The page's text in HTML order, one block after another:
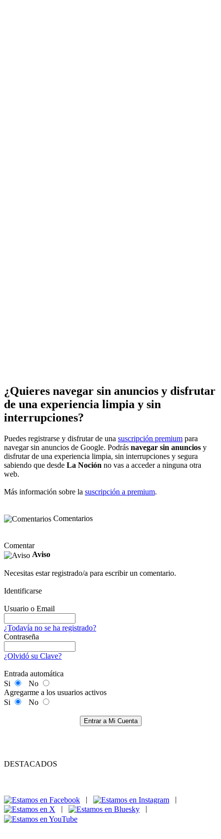
¿Quieres navegar sin anuncios y disfrutar
de una experiencia limpia y sin
interrupciones?
Puedes registrarse y disfrutar de una suscripción premium para
navegar sin anuncios de Google. Podrás navegar sin anuncios y
disfrutar de una experiencia limpia, sin interrupciones y segura
sabiendo que desde La Noción no vas a acceder a ninguna otra
web.
Más información sobre la suscripción a premium.
Comentarios
Comentar
Aviso
Necesitas estar registrado/a para escribir un comentario.
Identificarse
Usuario o Email
¿Todavía no se ha registrado?
Contraseña
¿Olvidó su Clave?
Entrada automática
Si
No
Agregarme a los usuarios activos
Si
No
Entrar a Mi Cuenta
DESTACADOS
|
|
|
|